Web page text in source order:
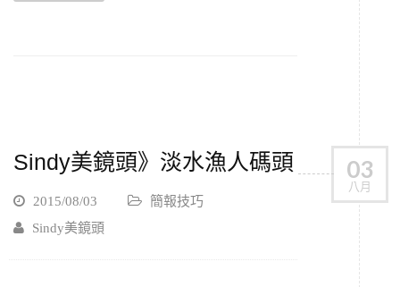
03
八月
Sindy美鏡頭》淡水漁人碼頭
2015/08/03
簡報技巧
Sindy美鏡頭